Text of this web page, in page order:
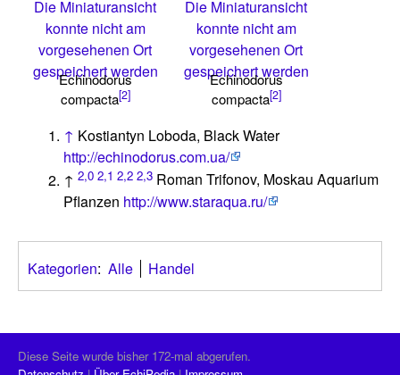
Die Miniaturansicht
konnte nicht am
vorgesehenen Ort
gespeichert werden
Echinodorus
compacta[2]
Die Miniaturansicht
konnte nicht am
vorgesehenen Ort
gespeichert werden
Echinodorus
compacta[2]
↑ Kostiantyn Loboda, Black Water
http://echinodorus.com.ua/
↑2,0 2,1 2,2 2,3 Roman Trifonov, Moskau Aquarium
Pflanzen http://www.staraqua.ru/
Kategorien: Alle Handel
Diese Seite wurde bisher 172-mal abgerufen.